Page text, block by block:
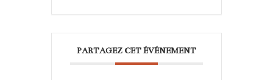
PARTAGEZ CET ÉVÉNEMENT